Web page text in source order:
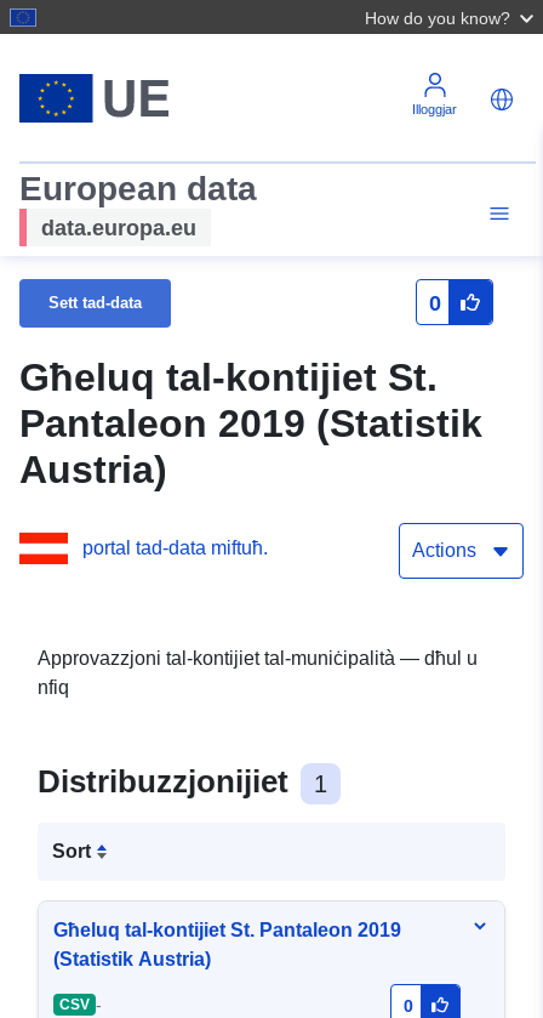
How do you know?
Illoggjar
European data
data.europa.eu
Sett tad-data 0
Għeluq tal-kontijiet St.
Pantaleon 2019 (Statistik
Austria)
portal tad-data miftuħ. Actions
Approvazzjoni tal-kontijiet tal-muniċipalità — dħul u
nfiq
Distribuzzjonijiet 1
Sort
Għeluq tal-kontijiet St. Pantaleon 2019
(Statistik Austria)
CSV - 0